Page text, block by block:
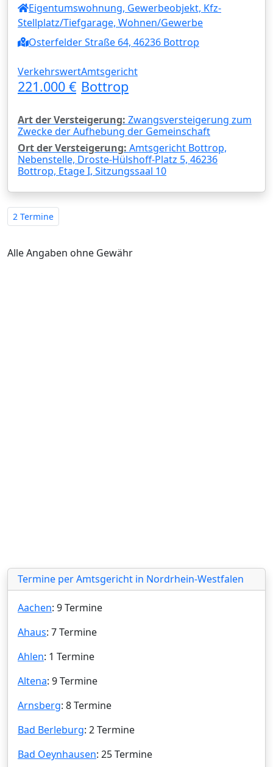
Eigentumswohnung, Gewerbeobjekt, Kfz-
Stellplatz/Tiefgarage, Wohnen/Gewerbe
Osterfelder Straße 64, 46236 Bottrop
Verkehrswert
221.000 €
Amtsgericht
Bottrop
Art der Versteigerung: Zwangsversteigerung zum
Zwecke der Aufhebung der Gemeinschaft
Ort der Versteigerung: Amtsgericht Bottrop,
Nebenstelle, Droste-Hülshoff-Platz 5, 46236
Bottrop, Etage I, Sitzungssaal 10
2 Termine
Alle Angaben ohne Gewähr
Termine per Amtsgericht in Nordrhein-Westfalen
Aachen: 9 Termine
Ahaus: 7 Termine
Ahlen: 1 Termine
Altena: 9 Termine
Arnsberg: 8 Termine
Bad Berleburg: 2 Termine
Bad Oeynhausen: 25 Termine